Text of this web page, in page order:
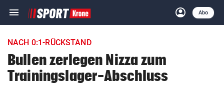
menu Navigation
ein-/ausklappen
account_circle
Anmelden
Abo
close Schließen
account_circle Anmelden
arrow_right
NACH 0:1-RÜCKSTAND
Bullen zerlegen Nizza zum
Trainingslager-Abschluss